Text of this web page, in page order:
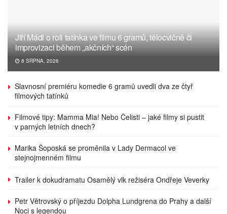
Jiří Mádl o roli tatínka ve filmu 6 gramů, tělocvičně či
improvizaci během „akčních“ scén
8 SRPNA, 2026
Slavnosní premiéru komedie 6 gramů uvedli dva ze čtyř
filmových tatínků
Filmové tipy: Mamma Mia! Nebo Čelisti – jaké filmy si pustit
v parných letních dnech?
Marika Šoposká se proměnila v Lady Dermacol ve
stejnojmenném filmu
Trailer k dokudramatu Osamělý vlk režiséra Ondřeje Veverky
Petr Větrovský o příjezdu Dolpha Lundgrena do Prahy a další
Noci s legendou